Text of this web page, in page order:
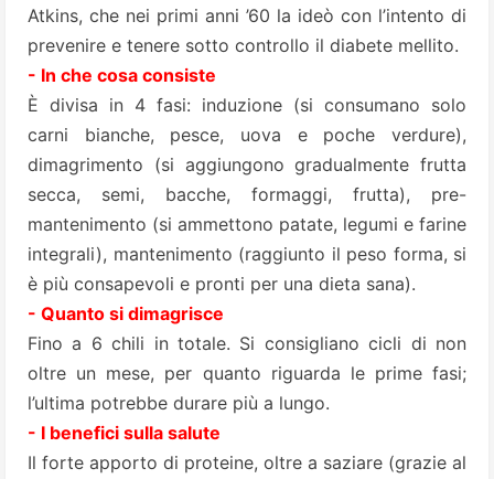
Atkins, che nei primi anni ’60 la ideò con l’intento di
prevenire e tenere sotto controllo il diabete mellito.
- In che cosa consiste
È divisa in 4 fasi: induzione (si consumano solo
carni bianche, pesce, uova e poche verdure),
dimagrimento (si aggiungono gradualmente frutta
secca, semi, bacche, formaggi, frutta), pre-
mantenimento (si ammettono patate, legumi e farine
integrali), mantenimento (raggiunto il peso forma, si
è più consapevoli e pronti per una dieta sana).
- Quanto si dimagrisce
Fino a 6 chili in totale. Si consigliano cicli di non
oltre un mese, per quanto riguarda le prime fasi;
l’ultima potrebbe durare più a lungo.
- I benefici sulla salute
Il forte apporto di proteine, oltre a saziare (grazie al